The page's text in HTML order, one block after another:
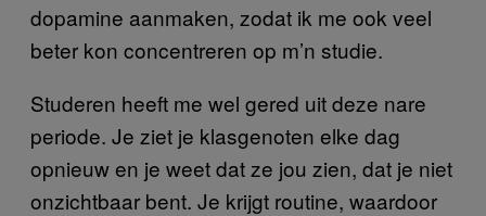
dopamine aanmaken, zodat ik me ook veel
beter kon concentreren op m’n studie.
Studeren heeft me wel gered uit deze nare
periode. Je ziet je klasgenoten elke dag
opnieuw en je weet dat ze jou zien, dat je niet
onzichtbaar bent. Je krijgt routine, waardoor